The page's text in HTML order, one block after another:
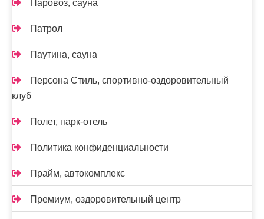
Паровоз, сауна
Патрол
Паутина, сауна
Персона Стиль, спортивно-оздоровительный
клуб
Полет, парк-отель
Политика конфиденциальности
Прайм, автокомплекс
Премиум, оздоровительный центр